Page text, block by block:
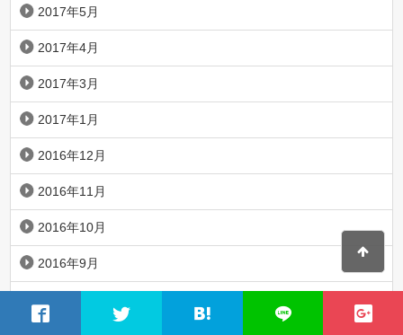
2017年5月
2017年4月
2017年3月
2017年1月
2016年12月
2016年11月
2016年10月
2016年9月